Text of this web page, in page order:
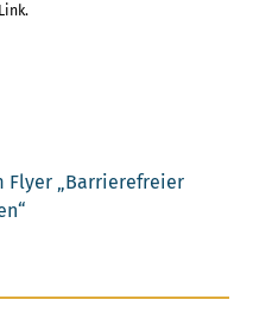
Flyer „Barrierefreier